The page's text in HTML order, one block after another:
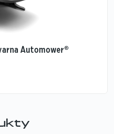
Automower®